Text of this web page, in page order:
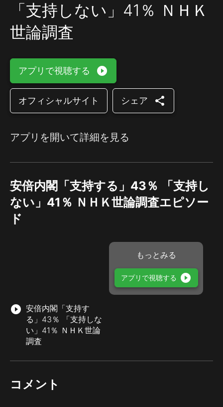
「支持しない」41％ ＮＨＫ
世論調査
アプリで視聴する play_circle_filled
オフィシャルサイト シェア share
アプリを開いて詳細を見る
安倍内閣「支持する」43％ 「支持し
ない」41％ ＮＨＫ世論調査エピソー
ド
play_circle_filled 安倍内閣「支持す
る」43％ 「支持しな
い」41％ ＮＨＫ世論
調査
もっとみる
アプリで視聴する play_circle_filled
コメント